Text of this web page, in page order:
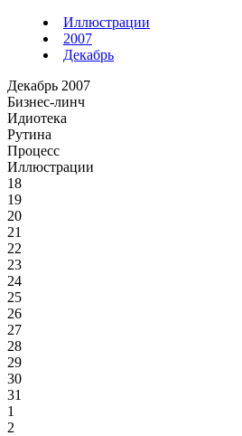
Иллюстрации
2007
Декабрь
Декабрь 2007
Бизнес-линч
Идиотека
Рутина
Процесс
Иллюстрации
18
19
20
21
22
23
24
25
26
27
28
29
30
31
1
2